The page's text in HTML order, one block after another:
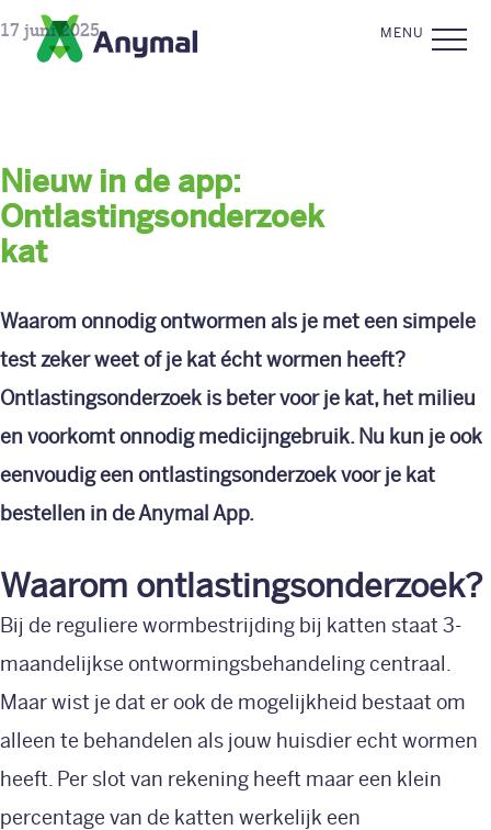
Skip to the content
MENU
Premium
I&R registratie
FAQ’s
Over ons
Contact
17 juni 2025
Nieuw in de app:
Ontlastingsonderzoek
kat
Waarom onnodig ontwormen als je met een simpele
test zeker weet of je kat écht wormen heeft?
Ontlastingsonderzoek is beter voor je kat, het milieu
en voorkomt onnodig medicijngebruik. Nu kun je ook
eenvoudig een ontlastingsonderzoek voor je kat
bestellen in de Anymal App.
Waarom ontlastingsonderzoek?
Bij de reguliere wormbestrijding bij katten staat 3-
maandelijkse ontwormingsbehandeling centraal.
Maar wist je dat er ook de mogelijkheid bestaat om
alleen te behandelen als jouw huisdier echt wormen
heeft. Per slot van rekening heeft maar een klein
percentage van de katten werkelijk een